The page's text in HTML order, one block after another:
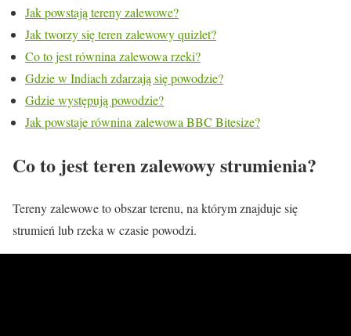
Jak powstają tereny zalewowe?
Jak tworzy się teren zalewowy quizlet?
Co to jest równina zalewowa rzeki?
Gdzie w Indiach zdarzają się powodzie?
Gdzie występują powodzie?
Jak powstaje równina zalewowa BBC Bitesize?
Co to jest teren zalewowy strumienia?
Tereny zalewowe to obszar terenu, na którym znajduje się
strumień lub rzeka w czasie powodzi.